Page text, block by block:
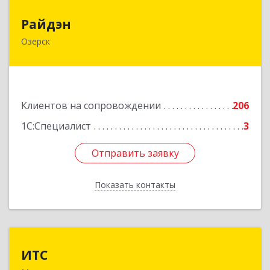
Райдэн
Озерск
Клиентов на сопровождении
206
1С:Специалист
3
Отправить заявку
Показать контакты
456783, Челябинская обл, Озерск г, Ленина пр-
Отправить заявку
Назад
ИТС